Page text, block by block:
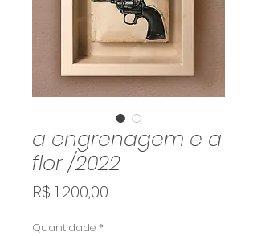
a engrenagem e a
flor /2022
R$ 1.200,00
Quantidade *